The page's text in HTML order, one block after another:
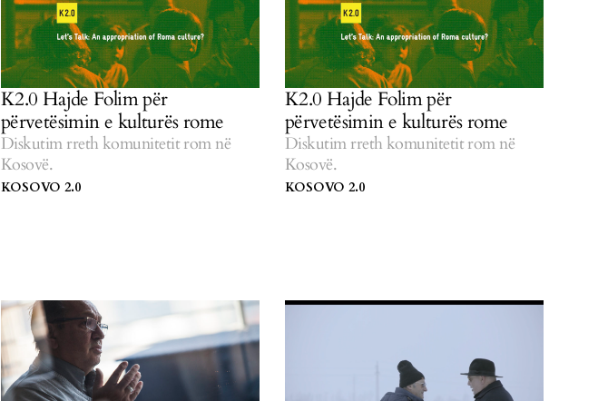
K2.0 Hajde Folim për
përvetësimin e kulturës rome
Diskutim rreth komunitetit rom në
Kosovë.
KOSOVO 2.0
K2.0 Hajde Folim për
përvetësimin e kulturës rome
Diskutim rreth komunitetit rom në
Kosovë.
KOSOVO 2.0